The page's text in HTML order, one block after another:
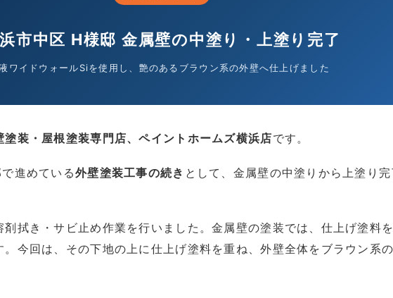
市中区 H様邸 金属壁の中塗り・上塗り完了
ワイドウォールSiを使用し、艶のあるブラウン系の外壁へ仕上げました
塗装・屋根塗装専門店、ペイントホームズ横浜店です。
進めている外壁塗装工事の続き として、金属壁の中塗りから上塗り
拭き・サビ止め作業を行いました。金属壁の塗装では、仕上げ塗料
今回は、その下地の上に仕上げ塗料を重ね、外壁全体をブラウン系